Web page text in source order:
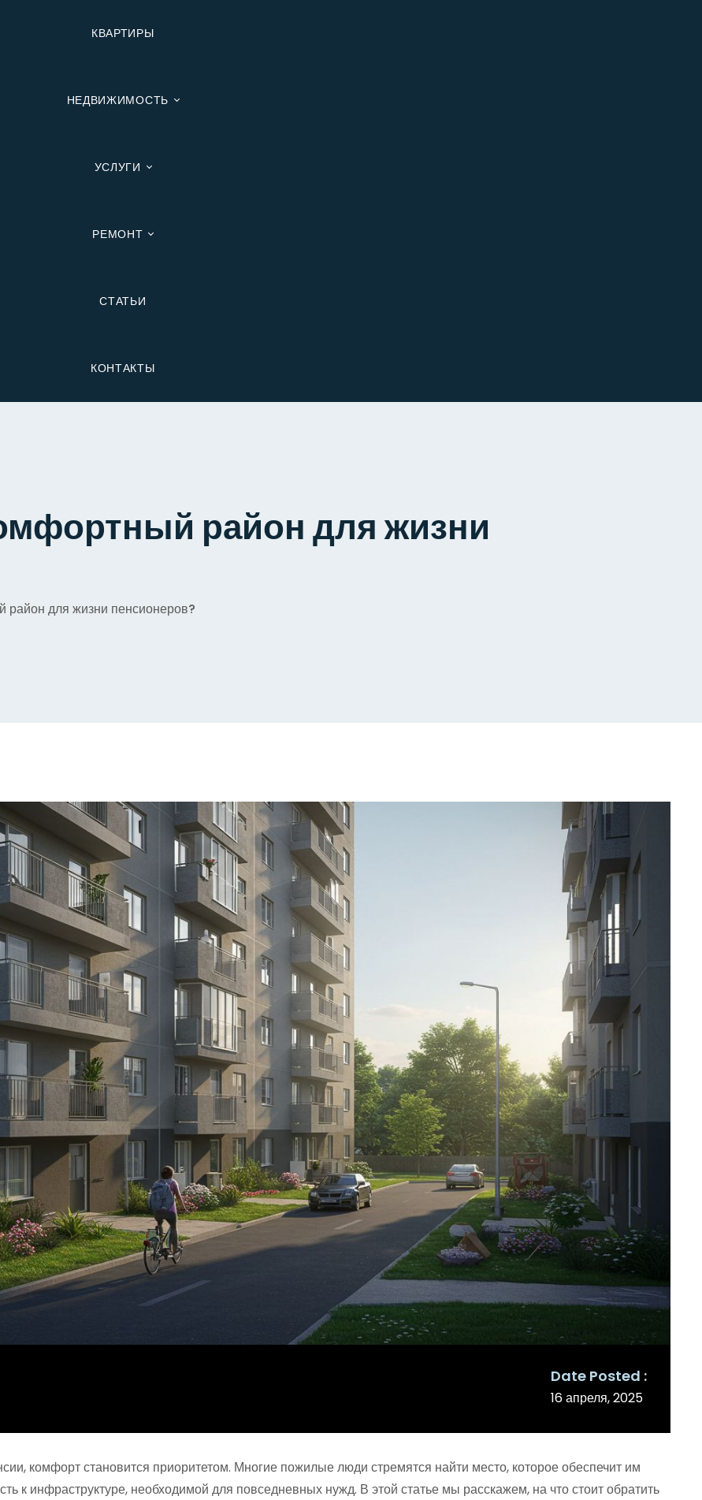
КВАРТИРЫ
НЕДВИЖИМОСТЬ
УСЛУГИ
РЕМОНТ
СТАТЬИ
КОНТАКТЫ
район для жизни
для жизни пенсионеров?
Date Posted
16 апреля, 2025
комфорт становится приоритетом. Многие пожилые люди стремятся найти место, которое обеспечит им
к инфраструктуре, необходимой для повседневных нужд. В этой статье мы расскажем, на что стоит обратить